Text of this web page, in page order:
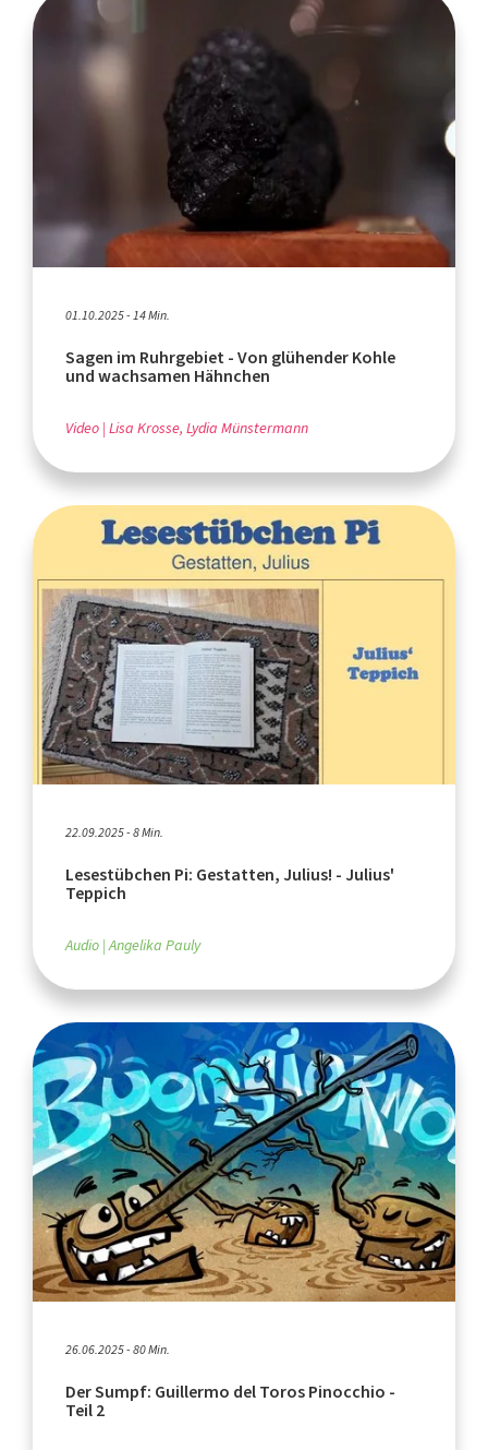
01.10.2025 - 14 Min.
Sagen im Ruhrgebiet - Von glühender Kohle
und wachsamen Hähnchen
Video Lisa Krosse, Lydia Münstermann
22.09.2025 - 8 Min.
Lesestübchen Pi: Gestatten, Julius! - Julius'
Teppich
Audio Angelika Pauly
26.06.2025 - 80 Min.
Der Sumpf: Guillermo del Toros Pinocchio -
Teil 2